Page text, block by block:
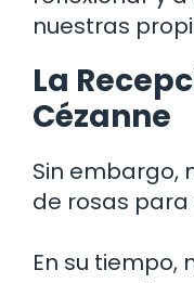
nuestras
La
Cézanne
Sin embargo,
de rosas para
En su tiempo,